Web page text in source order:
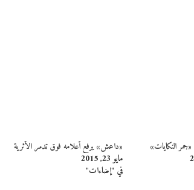
النكايات»
«داعش» يرفع أعلامه فوق تدمر الأثرية
مايو 23, 2015
في "إضاءات"